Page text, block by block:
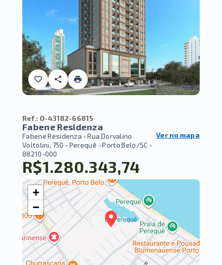
Ref.: O-43182-66815
Fabene Residenza
Fabene Residenza -Rua Dorvalino
Voltolini, 750 - Perequê - Porto Belo/SC -
88210-000
Ver no mapa
R$1.280.343,74
+
−